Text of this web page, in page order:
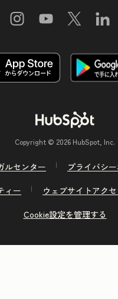
Copyright © 2026 HubSpot, Inc.
ルセンター
プライバシ
ィー
ウェブサイトアク
Cookie設定を管理する